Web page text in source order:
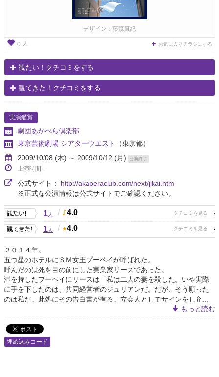
デザイン：藤森真紀
0 人 お気に入りチラシにする
観たい！クチコミをする
観てきた！クチコミをする
実演鑑賞
劇団あかぺら倶楽部
東京芸術劇場 シアターウエスト
（東京都）
2009/10/08 (木) ～ 2009/10/12 (月)
公演終了
上演時間：
公式サイト： http://akaperaclub.com/next/jikai.htm
※正式な公演情報は公式サイトでご確認ください。
1人 / 4.0
1人 / 4.0
２０１４年。
五つ星のホテルにＳＭ女王プーペイが呼ばれた。
呼んだのは死を目の前にした実業家リースであった。
満を持したプーペイにリースは「私は二人の妻を殺した。いや実際
に手を下したのは、共同経営者のジュリアンだ。だが、そう願った
のは私だ。此処にその告白書が有る。立会人としてサインをし弁...
もっと読む
埋め込みコード